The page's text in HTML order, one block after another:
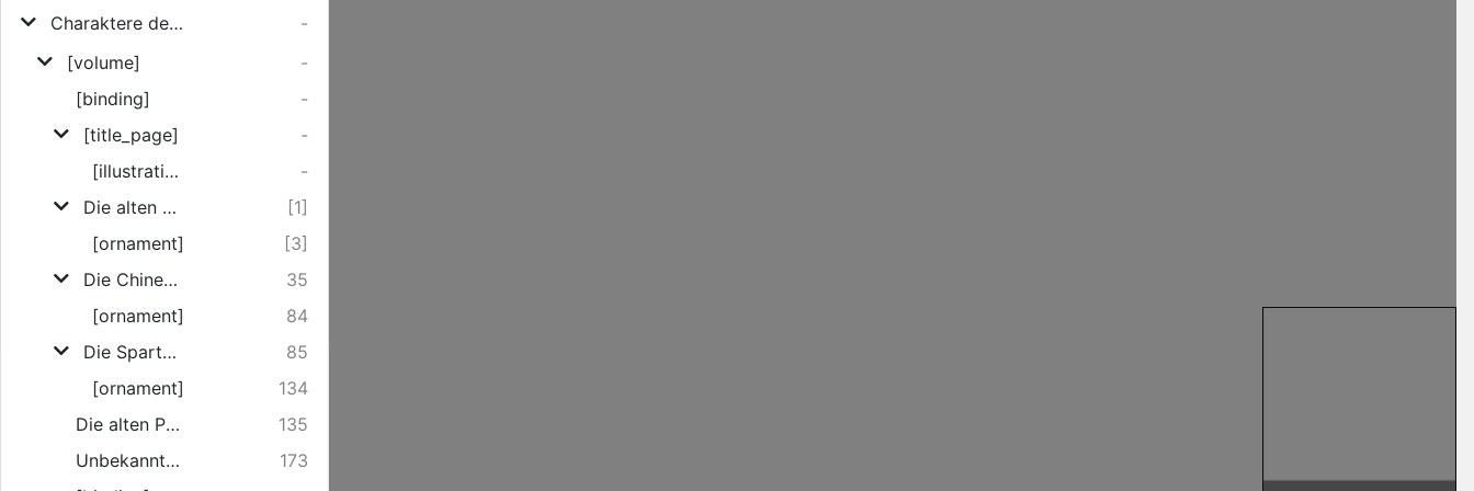
Charaktere denkwürdiger Nationen
-
[volume]
-
[binding]
-
[title_page]
-
[illustration]
-
Die alten Roemer.
[1]
[ornament]
[3]
Die Chineser.
35
[ornament]
84
Die Spartaner oder die Lacedaemonier.
85
[ornament]
134
Die alten Perser.
135
Unbekannte Nationen in Asia und Africa.
173